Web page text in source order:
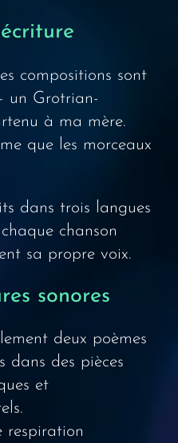
compositions sont
un Grotrian-
à ma mère.
que les morceaux
dans trois langues
chanson
sa propre voix.
sonores
deux poèmes
dans des pièces
et
respiration